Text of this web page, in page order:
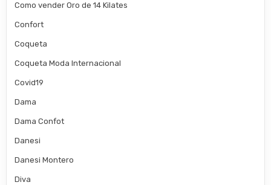
Como vender Oro de 14 Kilates
Confort
Coqueta
Coqueta Moda Internacional
Covid19
Dama
Dama Confot
Danesi
Danesi Montero
Diva